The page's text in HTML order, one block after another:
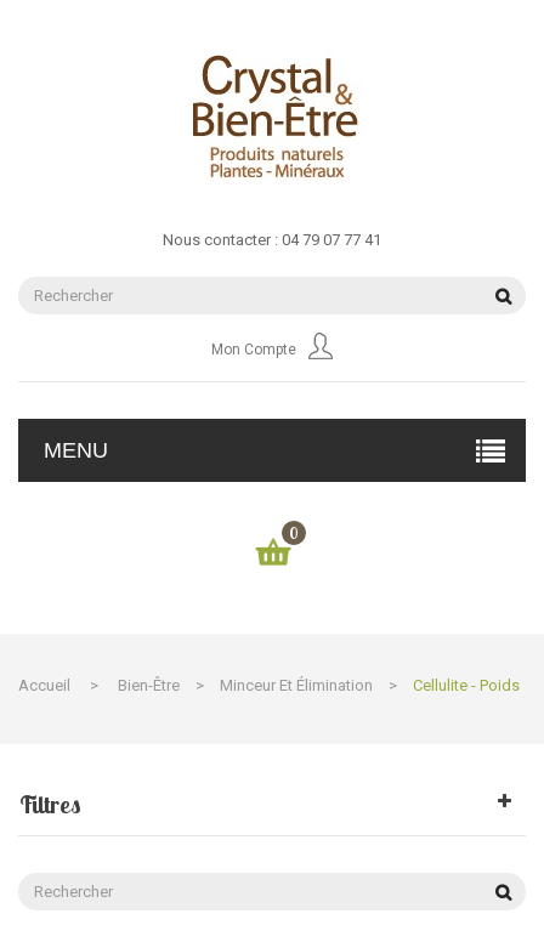
Nous contacter : 04 79 07 77 41
Mon Compte
MENU
0
Accueil > Bien-Être > Minceur Et Élimination > Cellulite - Poids
Filtres